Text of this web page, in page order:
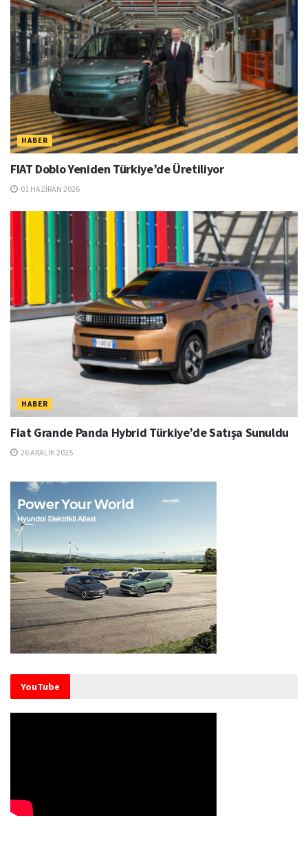
HABER
FIAT Doblo Yeniden Türkiye’de Üretiliyor
01 HAZIRAN 2026
HABER
Fiat Grande Panda Hybrid Türkiye’de Satışa Sunuldu
26 ARALIK 2025
YouTube